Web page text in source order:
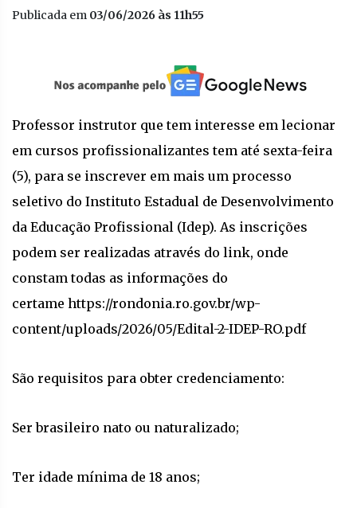
Publicada em 03/06/2026 às 11h55
Professor instrutor que tem interesse em lecionar
em cursos profissionalizantes tem até sexta-feira
(5), para se inscrever em mais um processo
seletivo do Instituto Estadual de Desenvolvimento
da Educação Profissional (Idep). As inscrições
podem ser realizadas através do link, onde
constam todas as informações do
certame https://rondonia.ro.gov.br/wp-
content/uploads/2026/05/Edital-2-IDEP-RO.pdf
São requisitos para obter credenciamento:
Ser brasileiro nato ou naturalizado;
Ter idade mínima de 18 anos;